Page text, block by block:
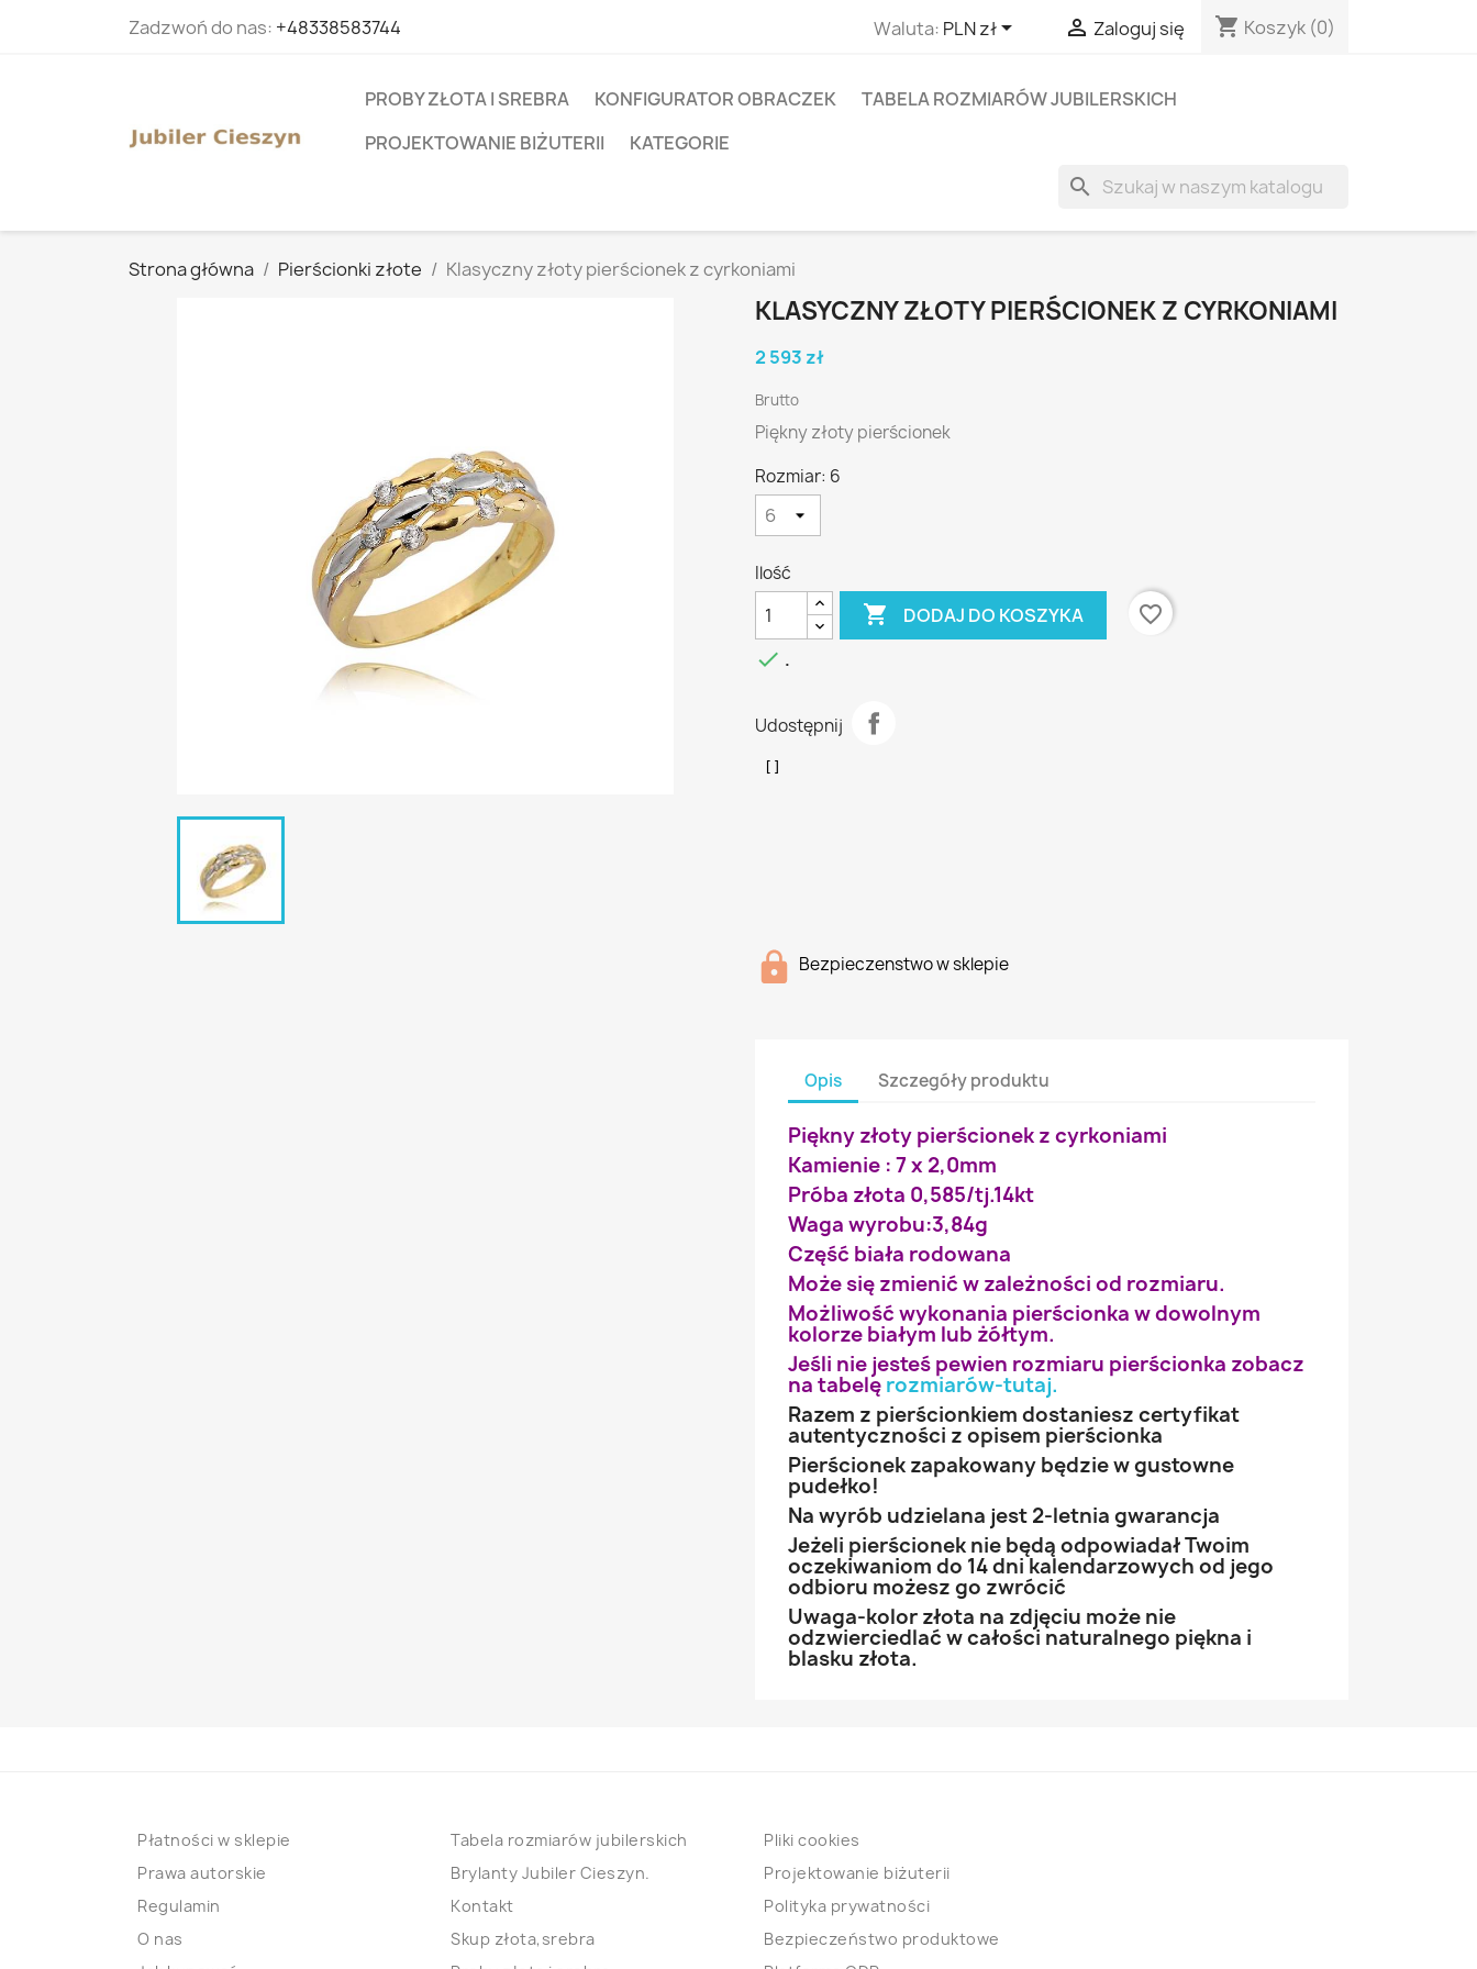
Zadzwoń do nas: +48338583744 Waluta: PLN zł  Zaloguj się shopping_cart Koszyk (0)
PROBY ZŁOTA I SREBRA KONFIGURATOR OBRACZEK
TABELA ROZMIARÓW JUBILERSKICH
PROJEKTOWANIE BIŻUTERII
KATEGORIE
search
Strona główna Pierścionki złote Klasyczny złoty pierścionek z cyrkoniami
KLASYCZNY ZŁOTY PIERŚCIONEK Z CYRKONIAMI
2 593 zł
Brutto
Piękny złoty pierścionek
Rozmiar: 6
Ilość
 DODAJ DO KOSZYKA
favorite_border
 .
Udostępnij
Bezpieczenstwo w sklepie
Opis Szczegóły produktu
Piękny złoty pierścionek z cyrkoniami
Kamienie : 7 x 2,0mm
Próba złota 0,585/tj.14kt
Waga wyrobu:3,84g
Część biała rodowana
Może się zmienić w zależności od rozmiaru.
Możliwość wykonania pierścionka w dowolnym
kolorze białym lub żółtym.
Jeśli nie jesteś pewien rozmiaru pierścionka zobacz
na tabelę rozmiarów-tutaj.
Razem z pierścionkiem dostaniesz certyfikat
autentyczności z opisem pierścionka
Pierścionek zapakowany będzie w gustowne
pudełko!
Na wyrób udzielana jest 2-letnia gwarancja
Jeżeli pierścionek nie będą odpowiadał Twoim
oczekiwaniom do 14 dni kalendarzowych od jego
odbioru możesz go zwrócić
Uwaga-kolor złota na zdjęciu może nie
odzwierciedlać w całości naturalnego piękna i
blasku złota.
Płatności w sklepie
Prawa autorskie
Regulamin
O nas
Tabela rozmiarów jubilerskich
Brylanty Jubiler Cieszyn.
Kontakt
Skup złota,srebra
Pliki cookies
Projektowanie biżuterii
Polityka prywatności
Bezpieczeństwo produktowe